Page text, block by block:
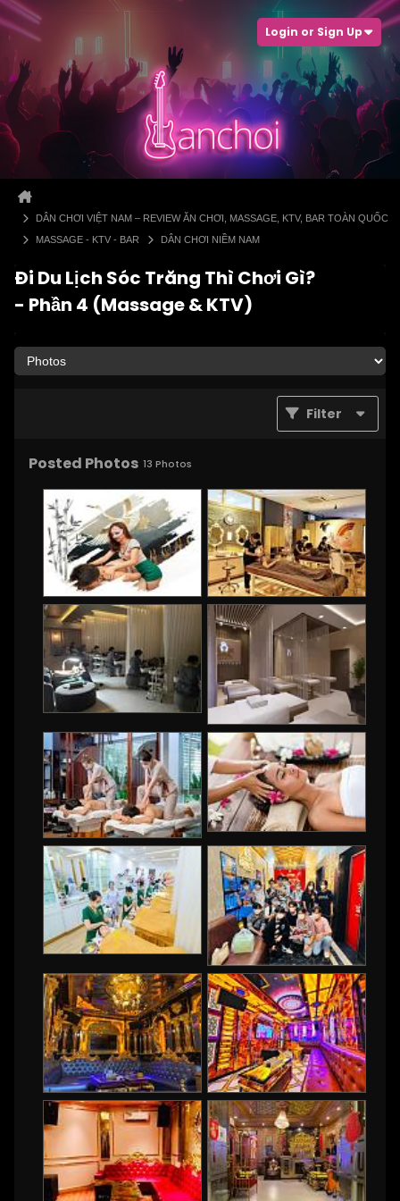
Login or Sign Up
DÂN CHƠI VIỆT NAM – REVIEW ĂN CHƠI, MASSAGE, KTV, BAR TOÀN QUỐC
MASSAGE - KTV - BAR
DÂN CHƠI NIỀM NAM
Đi Du Lịch Sóc Trăng Thì Chơi Gì?
- Phần 4 (Massage & KTV)
Filter
Posted Photos 13 Photos